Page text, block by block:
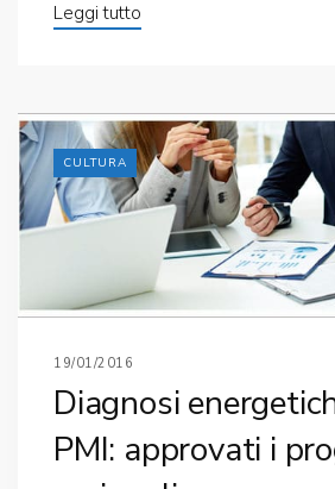
Leggi tutto
CULTURA
19/01/2016
Diagnosi
PMI: approvati i